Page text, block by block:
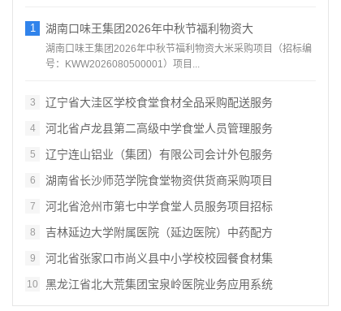
1 湖南口味王集团2026年中秋节福利物资大
湖南口味王集团2026年中秋节福利物资大米采购项目（招标编
号：KWW2026080500001）项目...
3 辽宁省大洼区学校食堂食材全品采购配送服务
4 河北省卢龙县第二高级中学食堂人员管理服务
5 辽宁连山铝业（集团）有限公司会计外包服务
6 湖南省长沙师范学院食堂物资供货商采购项目
7 河北省沧州市第七中学食堂人员服务项目招标
8 吉林延边大学附属医院（延边医院）中药配方
9 河北省张家口市尚义县中小学校校园餐食材集
10 黑龙江省北大荒集团宝泉岭医院业务应用系统